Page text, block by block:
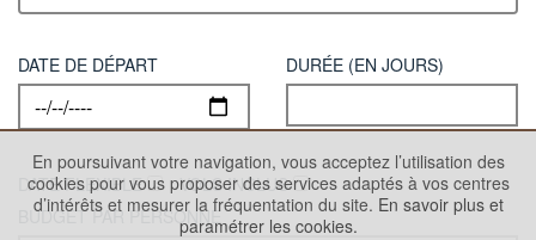
DATE DE DÉPART
DATE FLEXIBLE VOLS INCLUS
DURÉE (EN JOURS)
BUDGET PAR PERSONNE
En poursuivant votre navigation, vous acceptez l’utilisation des
cookies pour vous proposer des services adaptés à vos centres
d’intérêts et mesurer la fréquentation du site. En savoir plus et
paramétrer les cookies.